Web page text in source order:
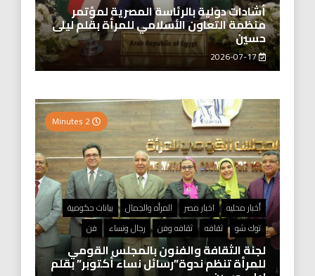
أشادات دولية بالرئاسة المصرية لمؤتمر
منظمة التعاون الأسلامي للمرأة بقلم ليلى
حسين
2026-07-17
أخبار محليه اخبار مصر المرأه والجمال
بيانات حكومية
توك شو
ثقافه ثقافه وفن رجال ونساء فن
لجنة الثقافة والفنون بالمجلس القومي
للمرأة تنظم ندوة”رسائل نساء أكتوبر” بقلم